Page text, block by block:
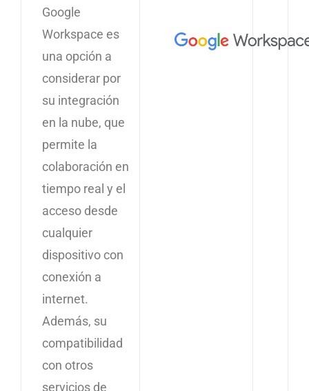
Google
Workspace es
una opción a
considerar por
su integración
en la nube, que
permite la
colaboración en
tiempo real y el
acceso desde
cualquier
dispositivo con
conexión a
internet.
Además, su
compatibilidad
con otros
servicios de